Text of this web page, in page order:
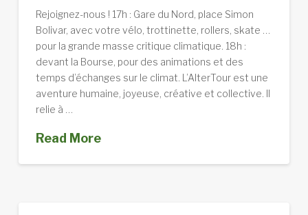
Rejoignez-nous ! 17h : Gare du Nord, place Simon
Bolivar, avec votre vélo, trottinette, rollers, skate …
pour la grande masse critique climatique. 18h :
devant la Bourse, pour des animations et des
temps d’échanges sur le climat. L’AlterTour est une
aventure humaine, joyeuse, créative et collective. Il
relie à …
Read More